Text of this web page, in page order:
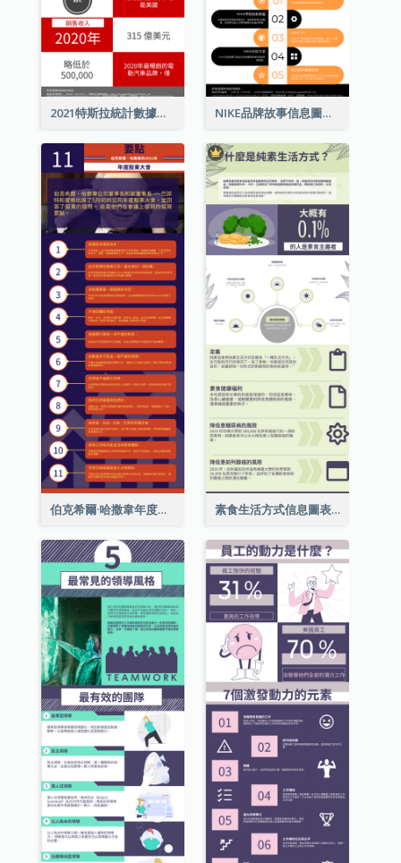
2021特斯拉統計數據和資訊信息圖表 NIKE品牌故事信息圖表
伯克希爾·哈撒韋年度股東大會的11個要點 素食生活方式信息圖表